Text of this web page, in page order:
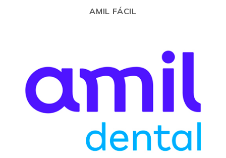
AMIL FÁCIL